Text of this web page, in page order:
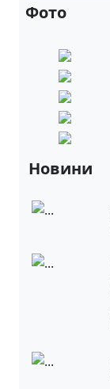
Фото
Новини